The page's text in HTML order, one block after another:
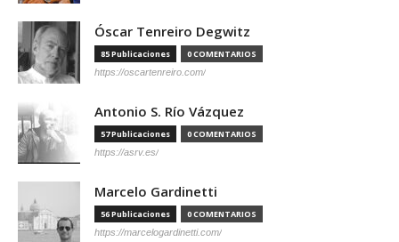
Óscar Tenreiro Degwitz
85 Publicaciones 0 COMENTARIOS
https://oscartenreiro.com/
Antonio S. Río Vázquez
57 Publicaciones 0 COMENTARIOS
https://asrv.es/
Marcelo Gardinetti
56 Publicaciones 0 COMENTARIOS
https://marcelogardinetti.com/